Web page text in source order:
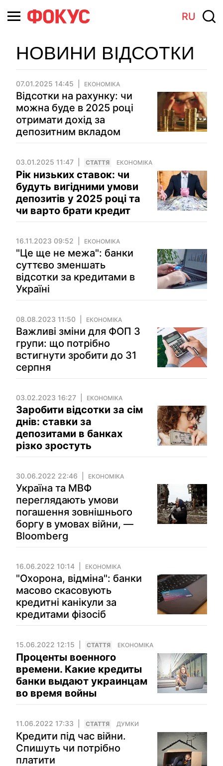
RU
НОВИНИ ВІДСОТКИ
07.01.2025 14:45 ЕКОНОМІКА
Відсотки на рахунку: чи
можна буде в 2025 році
отримати дохід за
депозитним вкладом
03.01.2025 11:47 СТАТТЯ ЕКОНОМІКА
Рік низьких ставок: чи
будуть вигідними умови
депозитів у 2025 році та
чи варто брати кредит
16.11.2023 09:52 ЕКОНОМІКА
"Це ще не межа": банки
суттєво зменшать
відсотки за кредитами в
Україні
08.08.2023 11:50 ЕКОНОМІКА
Важливі зміни для ФОП 3
групи: що потрібно
встигнути зробити до 31
серпня
03.02.2023 16:27 ЕКОНОМІКА
Заробити відсотки за сім
днів: ставки за
депозитами в банках
різко зростуть
30.06.2022 22:46 ЕКОНОМІКА
Україна та МВФ
переглядають умови
погашення зовнішнього
боргу в умовах війни, —
Bloomberg
16.06.2022 10:14 ЕКОНОМІКА
"Охорона, відміна": банки
масово скасовують
кредитні канікули за
кредитами фізосіб
15.06.2022 12:15 СТАТТЯ ЕКОНОМІКА
Проценты военного
времени. Какие кредиты
банки выдают украинцам
во время войны
11.06.2022 17:33 СТАТТЯ ДУМКИ
Кредити під час війни.
Спишуть чи потрібно
платити